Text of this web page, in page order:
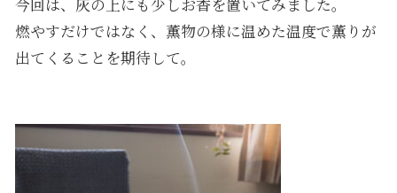
燃やすだけではなく、薫物の様に温めた温度で薫りが
出てくることを期待して。